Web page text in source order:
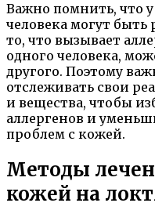
Важно помнить, что
человека могут быть
то, что вызывает
одного человека,
другого. Поэтому
отслеживать свои
и вещества, чтобы
аллергенов и
проблем с кожей.
Методы
кожей на